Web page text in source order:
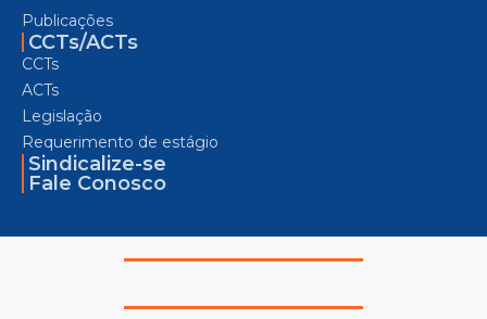
Publicações
CCTs/ACTs
CCTs
ACTs
Legislação
Requerimento de estágio
Sindicalize-se
Fale Conosco